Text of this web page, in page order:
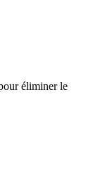
éliminer le